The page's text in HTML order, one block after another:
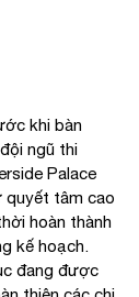
khi bàn
ngũ thi
Palace
tâm cao
hoàn thành
kế hoạch.
đang được